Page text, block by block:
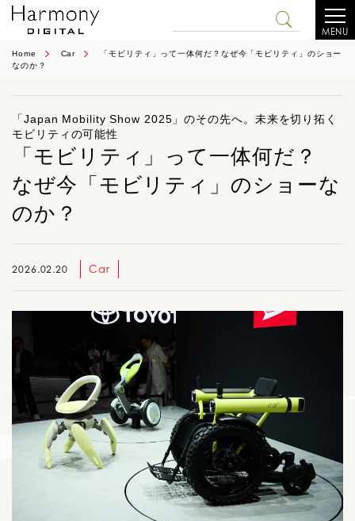
MENU
Home Car
「モビリティ」って一体何だ？なぜ今「モビリティ」のショー
なのか？
「Japan Mobility Show 2025」のその先へ。未来を切り拓く
モビリティの可能性
「モビリティ」って一体何だ？
なぜ今「モビリティ」のショーな
のか？
2026.02.20 Car